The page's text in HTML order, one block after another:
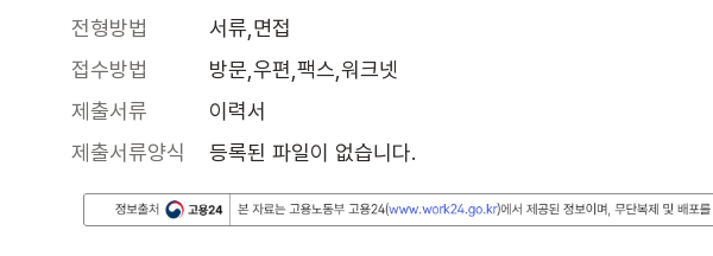
전형방법
서류,면접
접수방법
방문,우편,팩스,워크넷
제출서류
이력서
제출서류양식
등록된 파일이 없습니다.